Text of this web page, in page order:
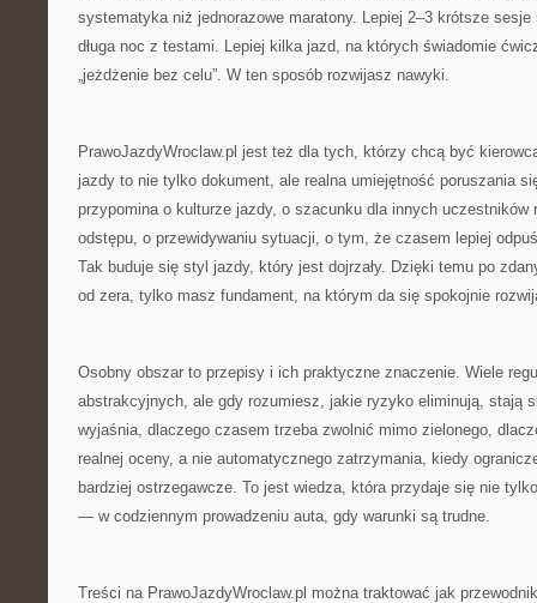
systematyka niż jednorazowe maratony. Lepiej 2–3 krótsze
długa noc z testami. Lepiej kilka jazd, na których świadomie
„jeżdżenie bez celu”. W ten sposób rozwijasz nawyki.
PrawoJazdyWroclaw.pl jest też dla tych, którzy chcą być
jazdy to nie tylko dokument, ale realna umiejętność poruszania
przypomina o kulturze jazdy, o szacunku dla innych uczestników
odstępu, o przewidywaniu sytuacji, o tym, że czasem lepiej
Tak buduje się styl jazdy, który jest dojrzały. Dzięki temu po
od zera, tylko masz fundament, na którym da się spokojnie
Osobny obszar to przepisy i ich praktyczne znaczenie. Wiele
abstrakcyjnych, ale gdy rozumiesz, jakie ryzyko eliminują, stają
wyjaśnia, dlaczego czasem trzeba zwolnić mimo zielonego,
realnej oceny, a nie automatycznego zatrzymania, kiedy
bardziej ostrzegawcze. To jest wiedza, która przydaje się nie
— w codziennym prowadzeniu auta, gdy warunki są trudne.
Treści na PrawoJazdyWroclaw.pl można traktować jak